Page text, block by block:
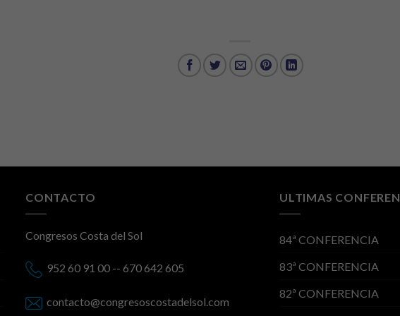
CONTACTO
Congresos Costa del Sol
952 60 91 00 -- 670 642 605
contacto@congresoscostadelsol.com
ULTIMAS
84ª CONFERENCIA
83ª CONFERENCIA
82ª CONFERENCIA